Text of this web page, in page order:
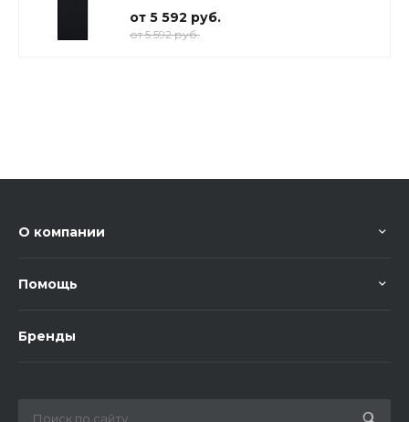
от 5 592 руб.
от 5 592 руб.
О компании
Помощь
Бренды